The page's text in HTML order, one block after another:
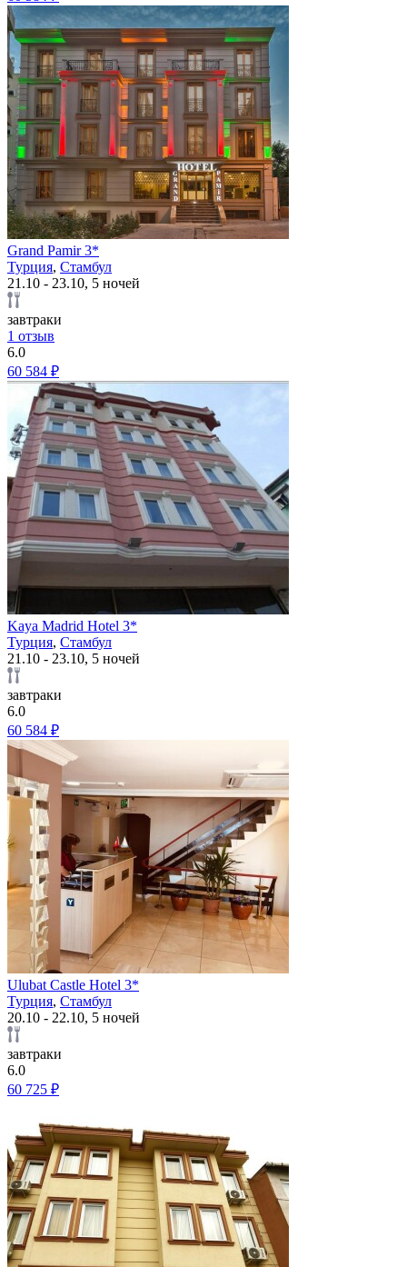
Grand Pamir 3*
Турция, Стамбул
21.10 - 23.10, 5 ночей
завтраки
1 отзыв
6.0
60 584 ₽
Kaya Madrid Hotel 3*
Турция, Стамбул
21.10 - 23.10, 5 ночей
завтраки
6.0
60 584 ₽
Ulubat Castle Hotel 3*
Турция, Стамбул
20.10 - 22.10, 5 ночей
завтраки
6.0
60 725 ₽